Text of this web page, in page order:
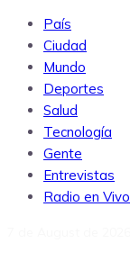
País
Ciudad
Mundo
Deportes
Salud
Tecnología
Gente
Entrevistas
Radio en Vivo